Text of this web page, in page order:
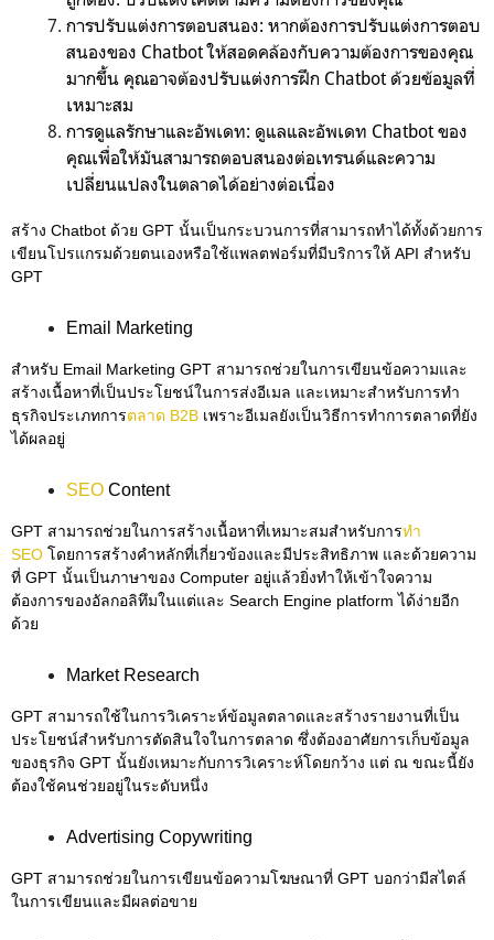
การปรับแต่งการตอบสนอง: หากต้องการปรับแต่งการตอบ
สนองของ Chatbot ให้สอดคล้องกับความต้องการของคุณ
มากขึ้น คุณอาจต้องปรับแต่งการฝึก Chatbot ด้วยข้อมูลที่
เหมาะสม
การดูแลรักษาและอัพเดท: ดูแลและอัพเดท Chatbot ของ
คุณเพื่อให้มันสามารถตอบสนองต่อเทรนด์และความ
เปลี่ยนแปลงในตลาดได้อย่างต่อเนื่อง
สร้าง Chatbot ด้วย GPT นั้นเป็นกระบวนการที่สามารถทำได้ทั้งด้วยการ
เขียนโปรแกรมด้วยตนเองหรือใช้แพลตฟอร์มที่มีบริการให้ API สำหรับ
GPT
Email Marketing
สำหรับ Email Marketing GPT สามารถช่วยในการเขียนข้อความและ
สร้างเนื้อหาที่เป็นประโยชน์ในการส่งอีเมล และเหมาะสำหรับการทำ
ธุรกิจประเภทการตลาด B2B เพราะอีเมลยังเป็นวิธีการทำการตลาดที่ยัง
ได้ผลอยู่
SEO Content
GPT สามารถช่วยในการสร้างเนื้อหาที่เหมาะสมสำหรับการทำ
SEO โดยการสร้างคำหลักที่เกี่ยวข้องและมีประสิทธิภาพ และด้วยความ
ที่ GPT นั้นเป็นภาษาของ Computer อยู่แล้วยิ่งทำให้เข้าใจความ
ต้องการของอัลกอลิทึมในแต่และ Search Engine platform ได้ง่ายอีก
ด้วย
Market Research
GPT สามารถใช้ในการวิเคราะห์ข้อมูลตลาดและสร้างรายงานที่เป็น
ประโยชน์สำหรับการตัดสินใจในการตลาด ซึ่งต้องอาศัยการเก็บข้อมูล
ของธุรกิจ GPT นั้นยังเหมาะกับการวิเคราะห์โดยกว้าง แต่ ณ ขณะนี้ยัง
ต้องใช้คนช่วยอยู่ในระดับหนึ่ง
Advertising Copywriting
GPT สามารถช่วยในการเขียนข้อความโฆษณาที่ GPT บอกว่ามีสไตล์
ในการเขียนและมีผลต่อขาย